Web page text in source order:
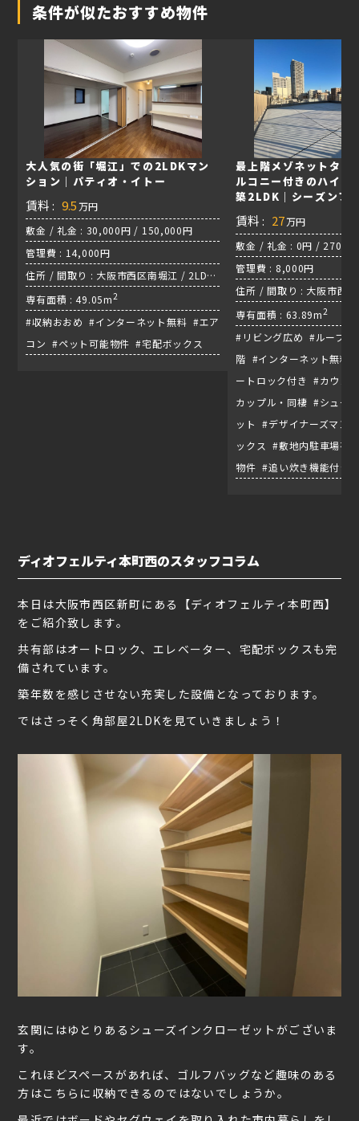
条件が似たおすすめ物件
大人気の街「堀江」での2LDKマン
ション｜パティオ・イトー
賃料 : 9.5 万円
敷金 / 礼金 : 30,000円 / 150,000円
管理費 : 14,000円
住所 / 間取り : 大阪市西区南堀江 / 2LDK
/ 千日前線『西長堀駅』
専有面積 : 49.05m2
#収納おおめ #インターネット無料 #エア
コン #ペット可能物件 #宅配ボックス
最上階メゾネットタイ
ルコニー付きのハイク
築2LDK｜シーズンフ
賃料 : 27万円
敷金 / 礼金 : 0円 /
管理費 : 8,000円
住所 / 間取り : 大阪市西
千日前線『西長堀駅』
専有面積 : 63.89m2
#リビング広め #ルーフ
階 #インターネット無料
ートロック付き #カウン
カップル・同棲 #シュー
ット #デザイナーズマン
ックス #敷地内駐車場有
物件 #追い炊き機能付き
ディオフェルティ本町西のスタッフコラム
本日は大阪市西区新町にある【ディオフェルティ本町西】
をご紹介致します。
共有部はオートロック、エレベーター、宅配ボックスも完
備されています。
築年数を感じさせない充実した設備となっております。
ではさっそく角部屋2LDKを見ていきましょう！
玄関にはゆとりあるシューズインクローゼットがございま
す。
これほどスペースがあれば、ゴルフバッグなど趣味のある
方はこちらに収納できるのではないでしょうか。